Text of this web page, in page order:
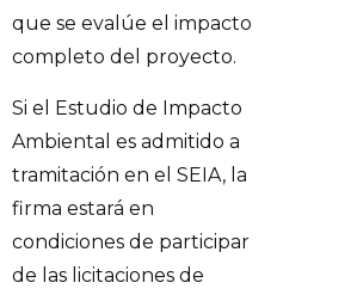
que se evalúe el impacto
completo del proyecto.
Si el Estudio de Impacto
Ambiental es admitido a
tramitación en el SEIA, la
firma estará en
condiciones de participar
de las licitaciones de